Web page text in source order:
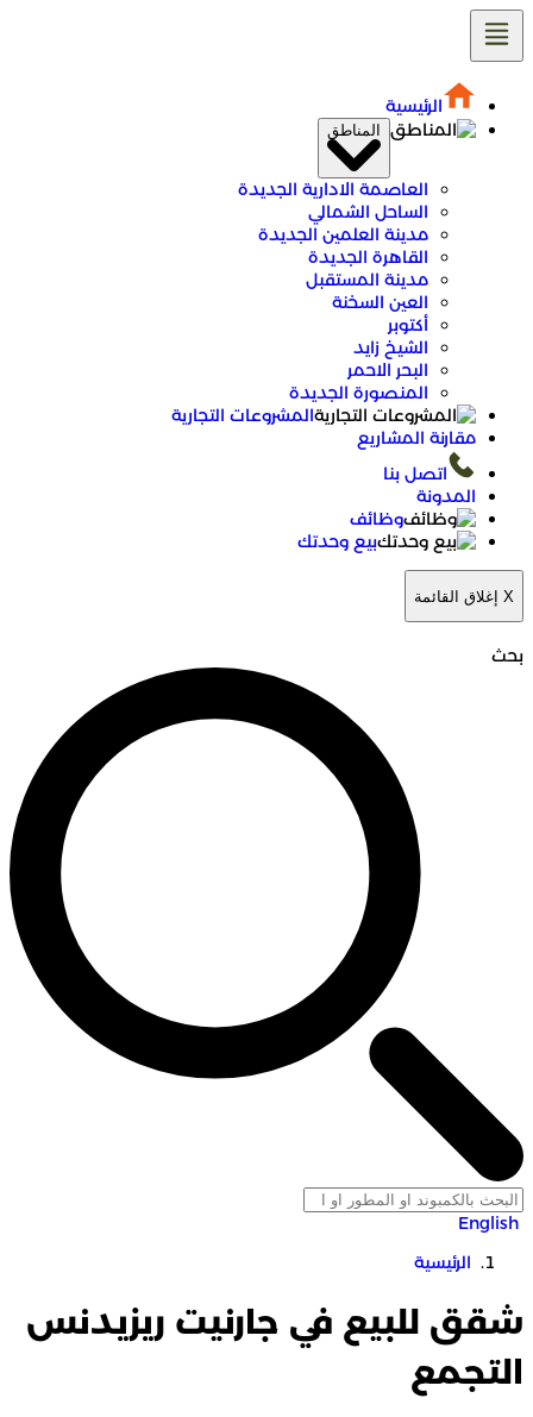
تخطى
إلى
المحتوى
الرئيسية
المناطق
العاصمة الادارية الجديدة
الساحل الشمالي
مدينة العلمين الجديدة
القاهرة الجديدة
مدينة المستقبل
العين السخنة
أكتوبر
الشيخ زايد
البحر الاحمر
المنصورة الجديدة
المشروعات التجارية
مقارنة المشاريع
اتصل بنا
المدونة
وظائف
بيع وحدتك
X إغلاق القائمة
بحث
الرئيسية
شقق للبيع في جارنيت ريزيدنس
التجمع